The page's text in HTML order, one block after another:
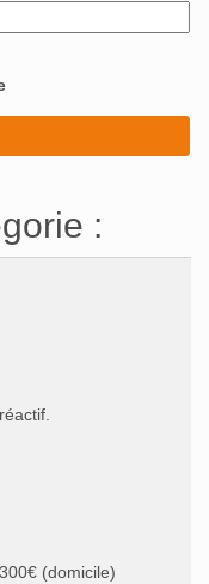
:
(domicile)